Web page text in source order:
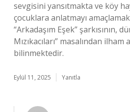
sevgisini yansıtmakta ve köy
çocuklara anlatmayı
“Arkadaşım Eşek” şarkısının,
Mızıkacıları” masalından
bilinmektedir.
Eylül 11, 2025 Yanıtla